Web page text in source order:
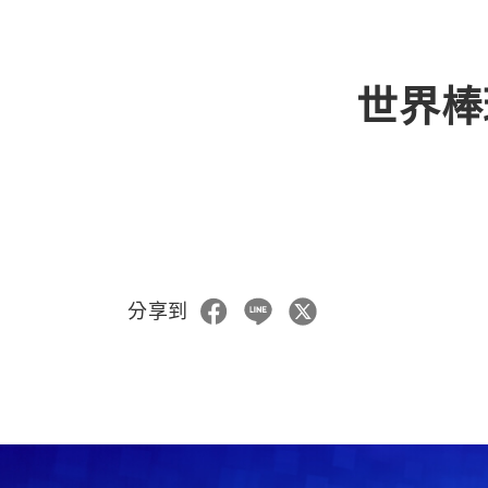
世界
分享到